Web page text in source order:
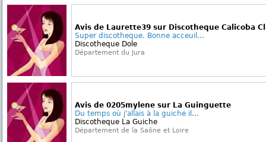
Avis de Laurette39 sur Discotheque Calicoba
Super discotheque. Bonne acceuil...
Discotheque Dole
Département du Jura
Avis de 0205mylene sur La Guinguette
Du temps où j'allais à la guiche il...
Discotheque La Guiche
Département de la Saône et Loire